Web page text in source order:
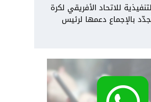
للاتحاد الأفريقي لكرة
بالإجماع دعمها لرئيس